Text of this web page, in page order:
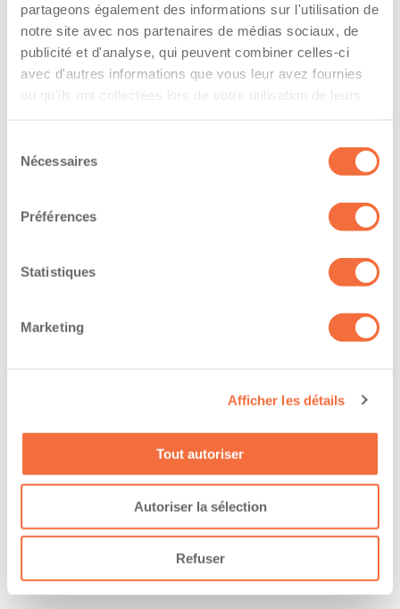
partageons également des informations sur l'utilisation de
notre site avec nos partenaires de médias sociaux, de
publicité et d'analyse, qui peuvent combiner celles-ci
avec d'autres informations que vous leur avez fournies
ou qu'ils ont collectées lors de votre utilisation de leurs
Nécessaires
Préférences
Statistiques
Marketing
Afficher les détails
Tout autoriser
Autoriser la sélection
Refuser
Has a vehicle registered in the following
province:
quebec
Formations / certifications - Système d'information
travail (SIMDUT)
The owner-operator has the ability to
Jour
Nombre d'années d'expériences 1 an
Le chauffeur a de l'expérience en forêt
Secteur d'activité